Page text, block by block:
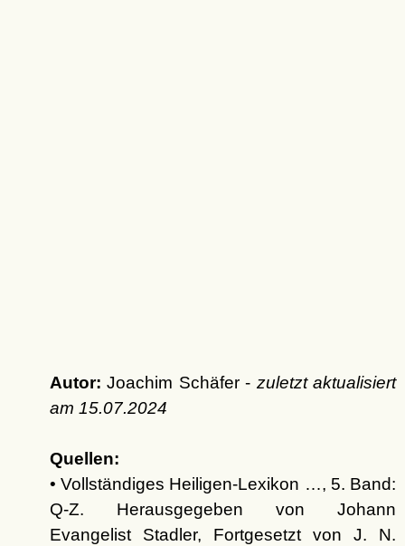
Autor: Joachim Schäfer - zuletzt aktualisiert
am 15.07.2024
Quellen:
• Vollständiges Heiligen-Lexikon …, 5. Band:
Q-Z. Herausgegeben von Johann
Evangelist Stadler, Fortgesetzt von J. N.